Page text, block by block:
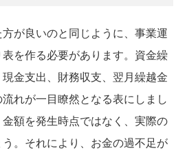
が良いのと同じように、事業運
を作る必要があります。資金繰
金支出、財務収支、翌月繰越金
れが一目瞭然となる表にしまし
金額を発生時点ではなく、実際の
。それにより、お金の過不足が